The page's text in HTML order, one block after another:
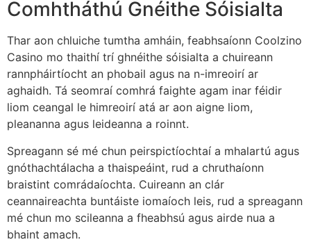
Comhtháthú Gnéithe Sóisialta
Thar aon chluiche tumtha amháin, feabhsaíonn Coolzino
Casino mo thaithí trí ghnéithe sóisialta a chuireann
rannpháirtíocht an phobail agus na n-imreoirí ar
aghaidh. Tá seomraí comhrá faighte agam inar féidir
liom ceangal le himreoirí atá ar aon aigne liom,
pleananna agus leideanna a roinnt.
Spreagann sé mé chun peirspictíochtaí a mhalartú agus
gnóthachtálacha a thaispeáint, rud a chruthaíonn
braistint comrádaíochta. Cuireann an clár
ceannaireachta buntáiste iomaíoch leis, rud a spreagann
mé chun mo scileanna a fheabhsú agus airde nua a
bhaint amach.